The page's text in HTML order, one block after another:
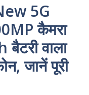
5G
कैमरा
वाला
जानें पूरी